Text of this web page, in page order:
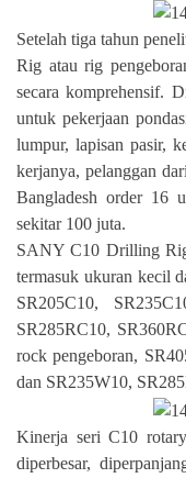
Setelah tiga tahun
Rig atau rig
secara komprehensif.
untuk pekerjaan
lumpur, lapisan pasir,
kerjanya, pelanggan
Bangladesh order 16
sekitar 100 juta.
SANY C10 Drilling Rig
termasuk ukuran kecil
SR205C10,
SR285RC10,
rock pengeboran,
dan SR235W10,
Kinerja seri C10
diperbesar,